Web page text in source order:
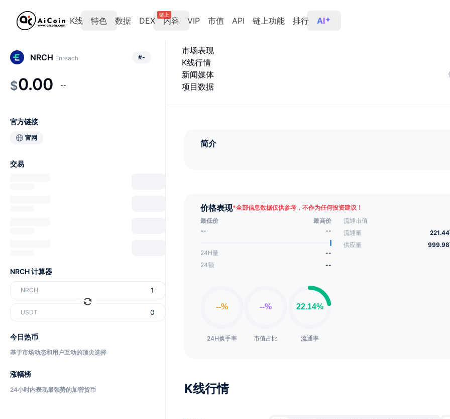
K线 特色 数据 DEX
链上
内容 VIP 市值 API 链上功能 排行 AI
市场表现
K线行情
新闻媒体
项目数据
简介
价格表现*全部信息数据仅供参考，不作为任何投资建议！
最低价
最高价
--
--
24H量
--
24额
--
24H换手率 市值占比 流通率
流通市值
流通量
供应量
999.98
K线行情
NRCH Enreach #-
$0.00 --
官方链接
官网
交易
NRCH 计算器
NRCH
USDT
今日热币
基于市场动态和用户互动的顶尖选择
涨幅榜
24小时内表现最强势的加密货币